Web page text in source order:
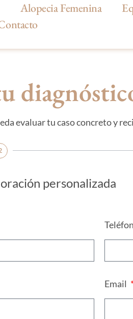
Alopecia Femenina
evaluar tu caso concreto y
personalizada
Email